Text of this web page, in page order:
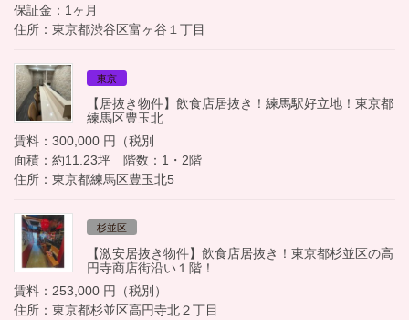
保証金：1ヶ月
住所：東京都渋谷区富ヶ谷１丁目
東京
【居抜き物件】飲食店居抜き！練馬駅好立地！東京都
練馬区豊玉北
賃料：300,000 円（税別
面積：約11.23坪 階数：1・2階
住所：東京都練馬区豊玉北5
杉並区
【激安居抜き物件】飲食店居抜き！東京都杉並区の高
円寺商店街沿い１階！
賃料：253,000 円（税別）
住所：東京都杉並区高円寺北２丁目